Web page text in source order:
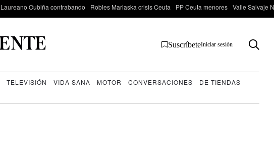
Laureano Oubiña contrabando Robles Marlaska crisis Ceuta PP Ceuta menores Valle Salvaje
SuscríbeteIniciar sesión
TELEVISIÓN VIDA SANA MOTOR CONVERSACIONES
DE TIENDAS